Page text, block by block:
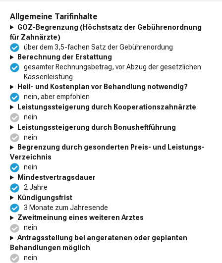
Allgemeine Tarifinhalte
GOZ-Begrenzung (Höchstsatz der Gebührenordnung
für Zahnärzte)
über dem 3,5-fachen Satz der Gebührenordung
Berechnung der Erstattung
gesamter Rechnungsbetrag, vor Abzug der gesetzlichen
Kassenleistung
Heil- und Kostenplan vor Behandlung notwendig?
nein, aber empfohlen
Leistungssteigerung durch Kooperationszahnärzte
nein
Leistungssteigerung durch Bonusheftführung
nein
Begrenzung durch gesonderten Preis- und Leistungs-
Verzeichnis
nein
Mindestvertragsdauer
2 Jahre
Kündigungsfrist
3 Monate zum Jahresende
Zweitmeinung eines weiteren Arztes
nein
Antragsstellung bei angeratenen oder geplanten
Behandlungen möglich
nein